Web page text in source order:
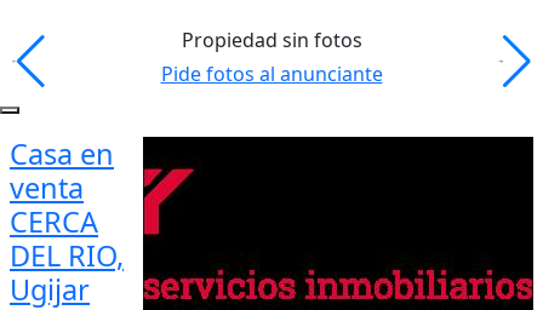
Propiedad sin fotos
Pide fotos al anunciante
Casa en
venta
CERCA
DEL RIO,
Ugijar